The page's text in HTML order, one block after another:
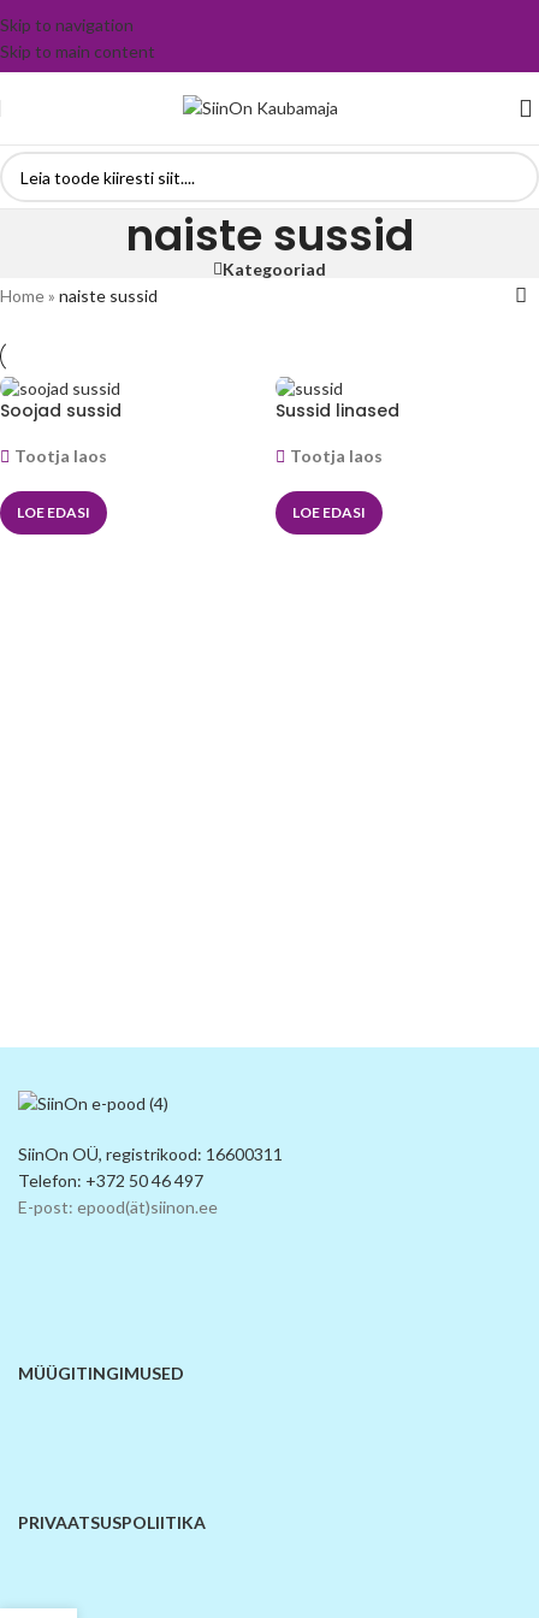
Skip to navigation
Skip to main content
naiste sussid
Kategooriad
Home» naiste sussid
Soojad sussid
Tootja laos
LOE EDASI
Sussid linased
Tootja laos
LOE EDASI
SiinOn OÜ, registrikood: 16600311
Telefon: +372 50 46 497
E-post: epood(ät)siinon.ee
MÜÜGITINGIMUSED
PRIVAATSUSPOLIITIKA